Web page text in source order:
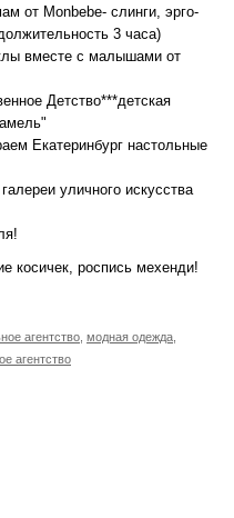
от Monbebe- слинги, эрго-
3 часа)
вместе с малышами от
Детство***детская
Екатеринбург настольные
уличного искусства
косичек, роспись мехенди!
агентство модная одежда
агентство